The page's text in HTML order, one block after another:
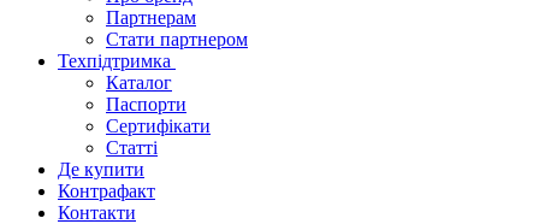
Партнерам
Стати партнером
Техпідтримка
Каталог
Паспорти
Сертифікати
Статті
Де купити
Контрафакт
Контакти